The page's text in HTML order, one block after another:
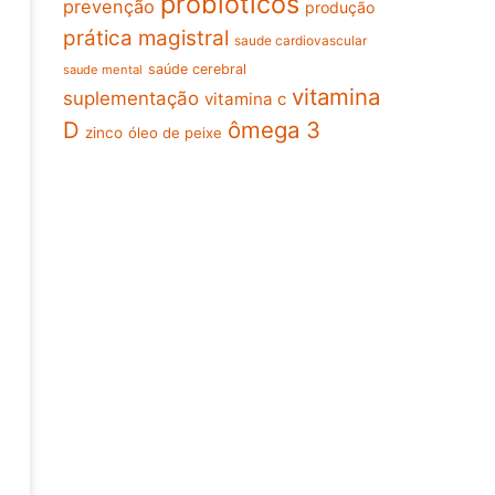
prevenção produção
prática magistral saude cardiovascular
saude mental saúde cerebral
suplementação vitamina c vitamina
D zinco óleo de peixe ômega 3